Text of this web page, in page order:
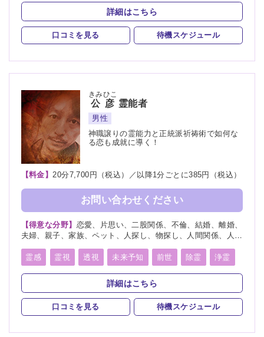
言霊 死者霊の降霊
詳細はこちら
口コミを見る 待機スケジュール
公彦
きみひこ
霊能者
男性
神職譲りの霊能力と正統派祈祷術で如何な
る恋も成就に導く！
【料金】20分7,700円（税込）／以降1分ごとに385円（税込）
お問い合わせください
【得意な分野】 恋愛、片思い、二股関係、不倫、結婚、離婚、
夫婦、親子、家族、ペット、人探し、物探し、人間関係、人生
運、仕事、引越し、開運、故人、教育、過去、総合運、心霊相
談
霊感 霊視 透視 未来予知 前世 除霊 浄霊
祈願 祈祷 写真供養 人形供養 魂入 魂抜
霊符
詳細はこちら
口コミを見る 待機スケジュール